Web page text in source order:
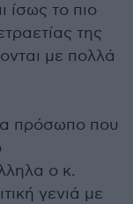
ίσως το πιο
της
με πολλά
πρόσωπο που
ο κ.
γενιά με